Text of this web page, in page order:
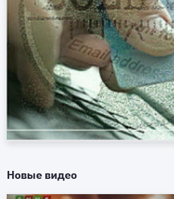
Новые видео